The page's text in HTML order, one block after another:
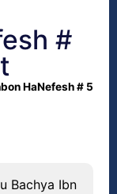
#
HaNefesh # 5
Bachya Ibn